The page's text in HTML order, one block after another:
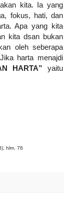
kita. Ia yang
fokus, hati, dan
. Apa yang kita
kita dsan bukan
oleh seberapa
Jika harta menajdi
HARTA” yaitu
hlm. 76